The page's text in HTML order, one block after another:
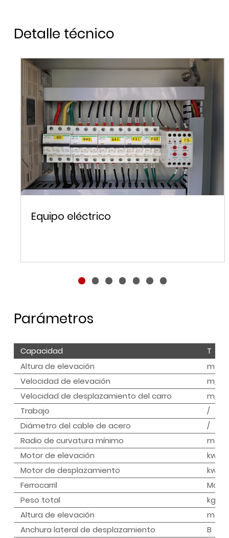
Detalle técnico
Equipo eléctrico
Parámetros
Capacidad
T
Altura de elevación
m
Velocidad de elevación
m/
Velocidad de desplazamiento del carro
m/
Trabajo
/
Diámetro del cable de acero
/
Radio de curvatura mínimo
m
Motor de elevación
kw
Motor de desplazamiento
kw
Ferrocarril
Peso total
kg
Altura de elevación
m
Anchura lateral de desplazamiento
B